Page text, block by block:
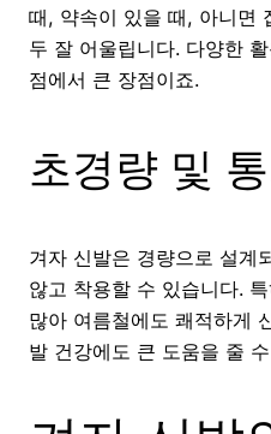
때, 약속이 있을 때, 아니면
두 잘 어울립니다. 다양한
점에서 큰 장점이죠.
초경량 및
겨자 신발은 경량으로 설계
않고 착용할 수 있습니다.
많아 여름철에도 쾌적하게
발 건강에도 큰 도움을 줄